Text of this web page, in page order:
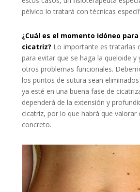
pélvico lo tratará con técnicas
¿Cuál es el momento idóneo
cicatriz? Lo importante es tratarlas
para evitar que se haga la queloide y
otros problemas funcionales.
los puntos de sutura sean
ya esté en una buena fase de
dependerá de la extensión y
cicatriz, por lo que habrá que valorar
concreto.